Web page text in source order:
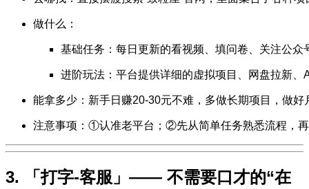
做什么：
基础任务：每日更新的看视频、填问卷、关注公
进阶玩法：平台提供详细的虚拟项目、网盘拉新
能拿多少：新手日赚20-30元不难，多做长期项目，做好
注意事项：①认准老平台；②先从简单任务熟悉流程，
3. 「打字-客服」—— 不需要口才的“在